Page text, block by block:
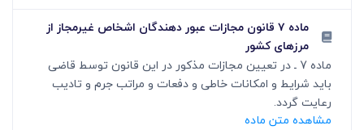
ماده ۷ قانون مجازات عبور دهندگان اشخاص غیرمجاز از
مرزهای کشور
ماده 7 ـ در تعیین مجازات مذکور در این قانون توسط قاضی
باید شرایط و امکانات خاطی و دفعات و مراتب جرم و تادیب
رعایت گردد.
مشاهده متن ماده